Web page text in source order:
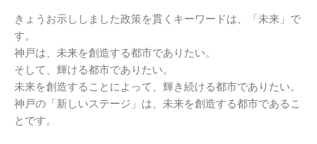
きょうお示ししました政策を貫くキーワードは、「未来」で
す。
神戸は、未来を創造する都市でありたい。
そして、輝ける都市でありたい。
未来を創造することによって、輝き続ける都市でありたい。
神戸の「新しいステージ」は、未来を創造する都市であるこ
とです。